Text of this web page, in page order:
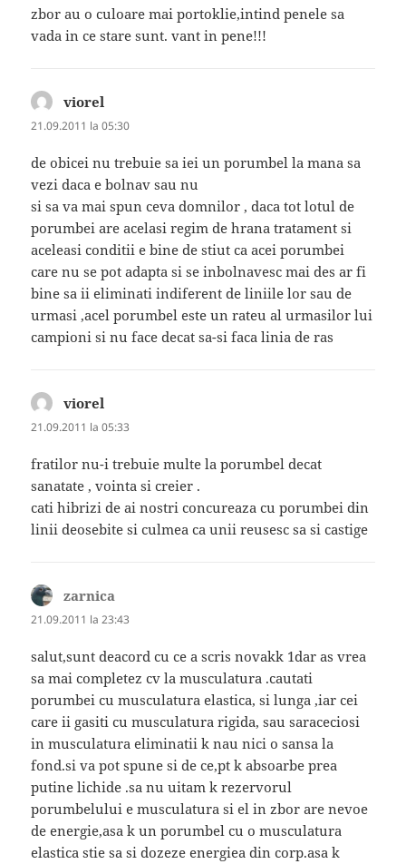
zbor au o culoare mai portoklie,intind penele sa
vada in ce stare sunt. vant in pene!!!
viorel
21.09.2011 la 05:30
de obicei nu trebuie sa iei un porumbel la mana sa
vezi daca e bolnav sau nu
si sa va mai spun ceva domnilor , daca tot lotul de
porumbei are acelasi regim de hrana tratament si
aceleasi conditii e bine de stiut ca acei porumbei
care nu se pot adapta si se inbolnavesc mai des ar fi
bine sa ii eliminati indiferent de liniile lor sau de
urmasi ,acel porumbel este un rateu al urmasilor lui
campioni si nu face decat sa-si faca linia de ras
viorel
21.09.2011 la 05:33
fratilor nu-i trebuie multe la porumbel decat
sanatate , vointa si creier .
cati hibrizi de ai nostri concureaza cu porumbei din
linii deosebite si culmea ca unii reusesc sa si castige
zarnica
21.09.2011 la 23:43
salut,sunt deacord cu ce a scris novakk 1dar as vrea
sa mai completez cv la musculatura .cautati
porumbei cu musculatura elastica, si lunga ,iar cei
care ii gasiti cu musculatura rigida, sau saraceciosi
in musculatura eliminatii k nau nici o sansa la
fond.si va pot spune si de ce,pt k absoarbe prea
putine lichide .sa nu uitam k rezervorul
porumbelului e musculatura si el in zbor are nevoe
de energie,asa k un porumbel cu o musculatura
elastica stie sa si dozeze energiea din corp.asa k